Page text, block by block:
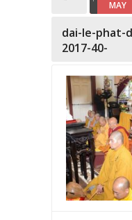
MAY
dai-le-phat-
2017-40-